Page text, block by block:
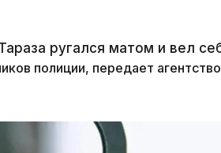
ругался матом и вел
полиции, передает